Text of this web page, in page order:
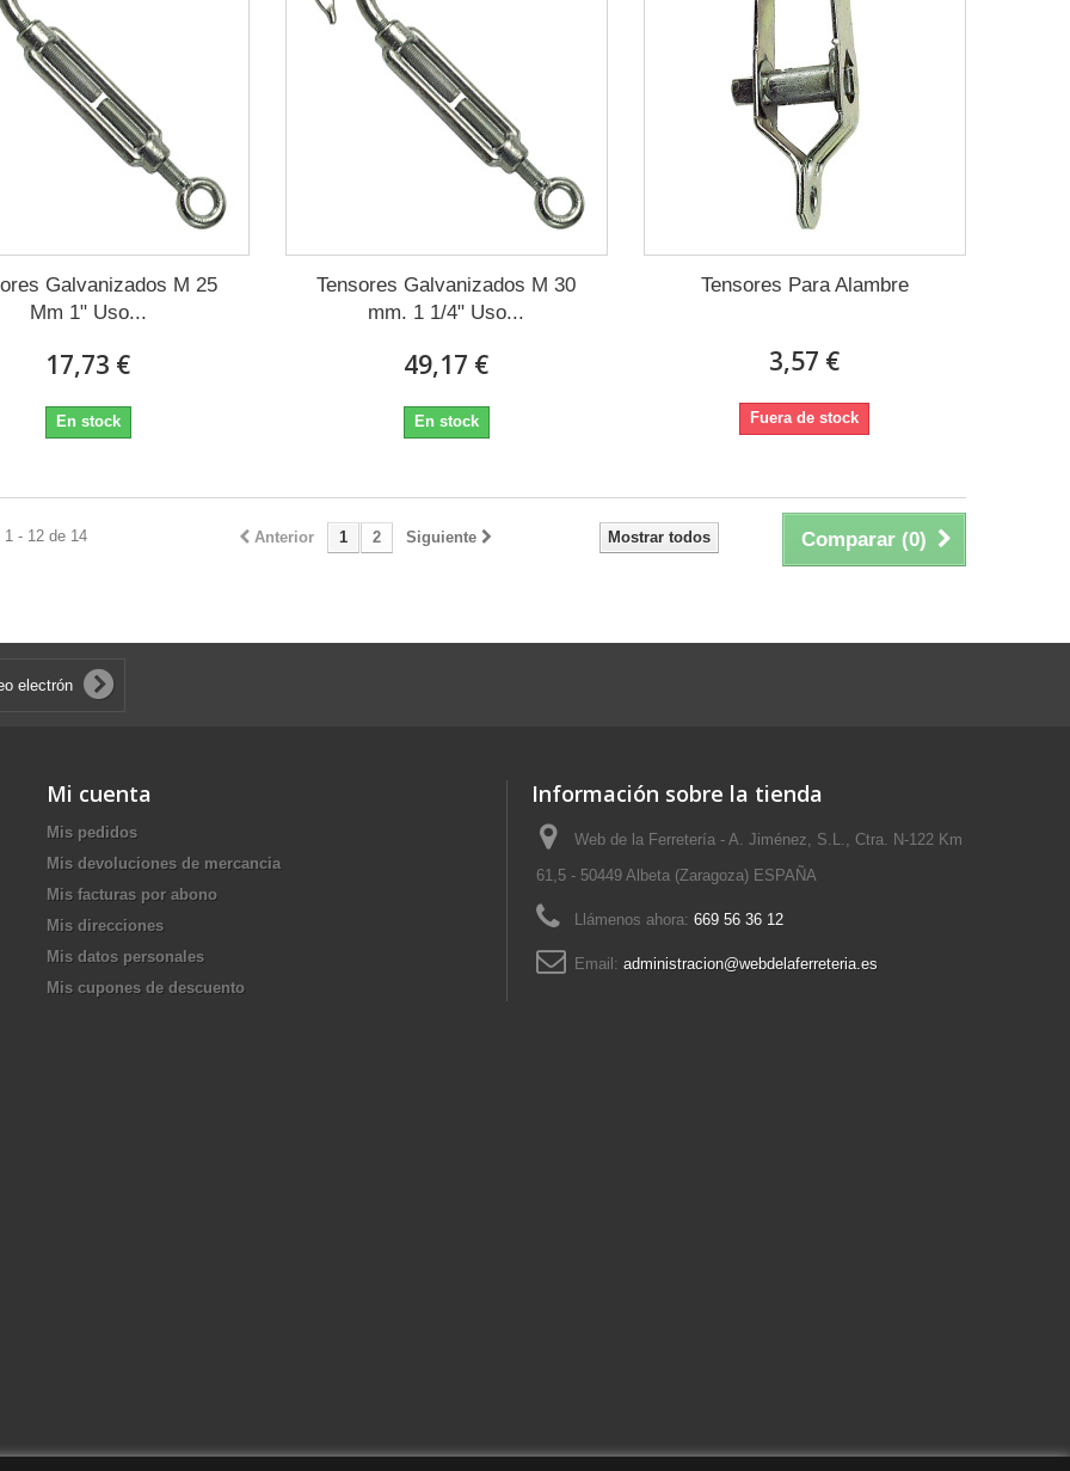
Galvanizados M 25
Mm 1" Uso...
17,73 €
En stock
Tensores Galvanizados M 30
mm. 1 1/4" Uso...
49,17 €
En stock
Tensores Para Alambre
3,57 €
Fuera de stock
Comparar (0)
Mostrar todos
Anterior 1 2 Siguiente
1 - 12 de 14
Mi cuenta
Mis pedidos
Mis devoluciones de mercancia
Mis facturas por abono
Mis direcciones
Mis datos personales
Mis cupones de descuento
Información sobre la tienda
Web de la Ferretería - A. Jiménez, S.L., Ctra. N-122 Km
61,5 - 50449 Albeta (Zaragoza) ESPAÑA
Llámenos ahora: 669 56 36 12
Email: administracion@webdelaferreteria.es